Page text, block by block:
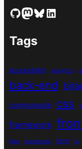
GitHub Mastodon Bluesky LinkedIn
Tags
accessibilité analytics
back-end
communauté css
framework
hike homebrew html ia